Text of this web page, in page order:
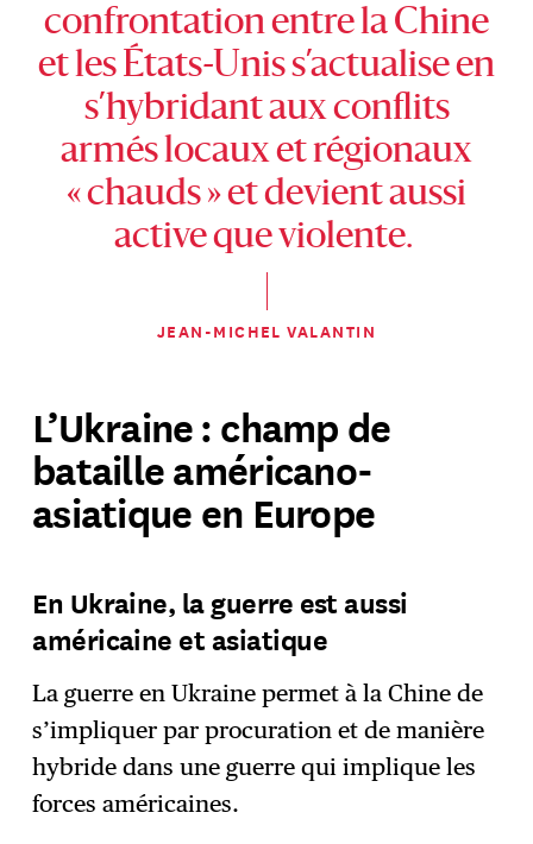
confrontation entre la Chine
et les États-Unis s’actualise en
s’hybridant aux conflits
armés locaux et régionaux
« chauds » et devient aussi
active que violente.
JEAN-MICHEL VALANTIN
L’Ukraine : champ de
bataille américano-
asiatique en Europe
En Ukraine, la guerre est aussi
américaine et asiatique
La guerre en Ukraine permet à la Chine de
s’impliquer par procuration et de manière
hybride dans une guerre qui implique les
forces américaines.